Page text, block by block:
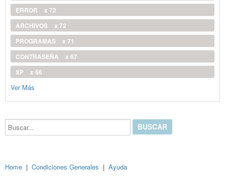
ERROR
x 72
ARCHIVOS
x 72
PROGRAMAS
x 71
CONTRASEÑA
x 67
XP
x 66
Ver Más
Buscar...
Home | Condiciones Generales | Ayuda